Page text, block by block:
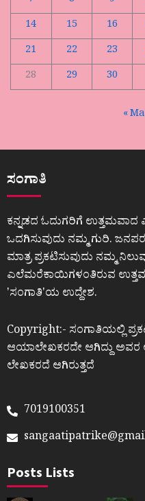
14
15 16
21
22 23
28
29 30
«
ಸಂಗಾತಿ
ಕನ್ನಡದ ಓದುಗರಿಗೆ ಉತ್ತಮವಾದ
ಒದಗಿಸುವುದು ನಮ್ಮ ಗುರಿ.
ಮಾತ್ರ ಪ್ರಕಟಿಸುವುದು ನಮ್ಮ
ಎಲೆಮರೆಕಾಯಿಗಳಂತಿರುವ
ʼಸಂಗಾತಿʼಯ ಉದ್ದೇಶ.
Copyright:- ಸಂಗಾತಿಯಲ್ಲಿ
ಆಯಾಲೇಖಕರದೇ ಆಗಿದ್ದು
ಲೇಖಕರದೆ ಆಗಿರುತ್ತದೆ
7019100351
Posts Lists